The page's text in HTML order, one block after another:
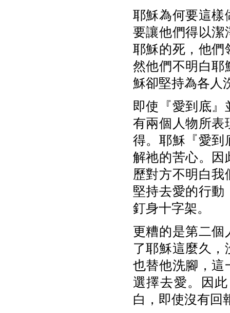
耶穌為何要這樣
要讓他們得以潔
耶穌的死，他們
然他們不明白耶
穌卻堅持為各人
即使『愛到底』
有兩個人物所表
得。耶穌『愛到
解祂的苦心。因
歷對方不明白
堅持去愛的行動
釘身十字架。
更糟的是第二個
了耶穌這麼久
也替他洗腳，這
選擇去愛。因
白，即使沒有回